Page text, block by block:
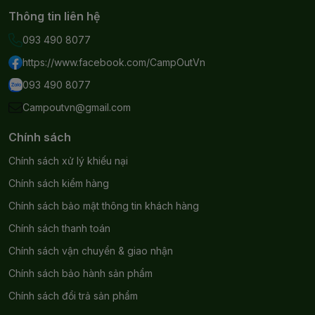
Thông tin liên hệ
093 490 8077
https://www.facebook.com/CampOutVn
093 490 8077
Campoutvn@gmail.com
Chính sách
Chính sách xử lý khiếu nại
Chính sách kiểm hàng
Chính sách bảo mật thông tin khách hàng
Chính sách thanh toán
Chính sách vận chuyển & giao nhận
Chính sách bảo hành sản phẩm
Chính sách đổi trả sản phẩm